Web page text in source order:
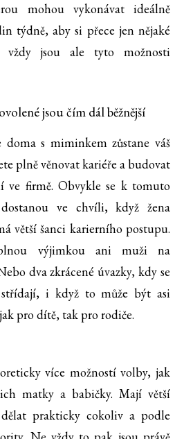
mohou vykonávat ideálně
týdně, aby si přece jen nějaké
vždy jsou ale tyto možnosti
jsou čím dál běžnější
s miminkem zůstane váš
plně věnovat kariéře a budovat
ve firmě. Obvykle se k tomuto
ve chvíli, když žena
větší šanci karierního postupu.
výjimkou ani muži na
dva zkrácené úvazky, kdy se
i když to může být asi
pro dítě, tak pro rodiče.
více možností volby, jak
matky a babičky. Mají větší
prakticky cokoliv a podle